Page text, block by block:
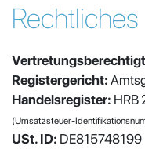
Rechtliches
Registergericht:
Handelsregister: HRB
(Umsatzsteuer-
USt. ID: DE815748199